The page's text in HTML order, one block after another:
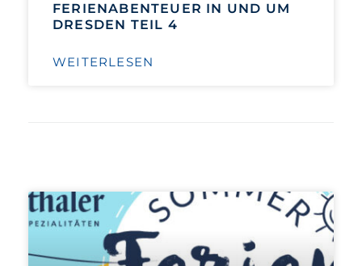
FERIENABENTEUER IN UND UM
DRESDEN TEIL 4
WEITERLESEN